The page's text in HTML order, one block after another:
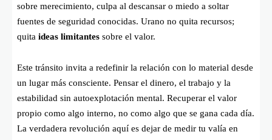
sobre merecimiento, culpa al descansar o miedo a soltar
fuentes de seguridad conocidas. Urano no quita recursos;
quita ideas limitantes sobre el valor.
Este tránsito invita a redefinir la relación con lo material desde
un lugar más consciente. Pensar el dinero, el trabajo y la
estabilidad sin autoexplotación mental. Recuperar el valor
propio como algo interno, no como algo que se gana cada día.
La verdadera revolución aquí es dejar de medir tu valía en